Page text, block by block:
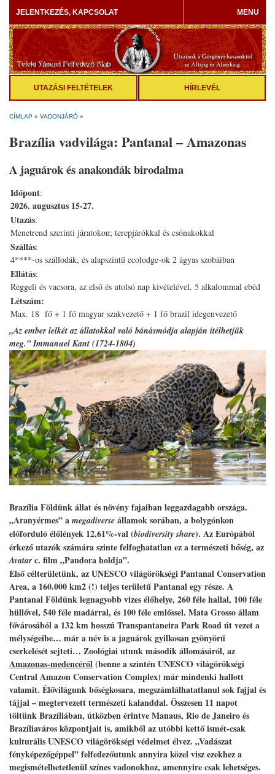
JELENTKEZÉS, KAPCSOLAT MENU
UTAZÁSI FELTÉTELEK HÍRLEVÉL
CÍMLAP » VADONJÁRÓ »
Brazília vadvilága: Pantanal – Amazonas
A jaguárok és anakondák birodalma
Időpont:
2026. augusztus 15-27.
Utazás:
Menetrend szerinti járatokon; terepjárókkal és csónakokkal
Szállás:
4****-os szállodák, és alapszintű ecolodge-ok 2 ágyas szobáiban
Ellátás:
Reggeli és vacsora, az első és utolsó nap kivételével. 5 alkalommal ebéd
Létszám:
Max. 18 fő + 1 fő magyar szakvezető + 1 fő brazil idegenvezető
„Az ember lelkét az állatokkal való bánásmódja alapján ítélhetjük
meg.” Immanuel Kant (1724-1804)
Brazília Földünk állat és növény fajaiban leggazdagabb országa.
„Aranyérmes” a megadiverse államok sorában, a bolygónkon
előforduló élőlények 12,61%-val (biodiversity share). Az Európából
érkező utazók számára szinte felfoghatatlan ez a természeti bőség, az
Avatarc. film „Pandora holdja”.
Első célterületünk, az UNESCO világörökségi Pantanal Conservation
Area, a 160.000 km2 (!) teljes területű Pantanal egy része. A
Pantanal Földünk legnagyobb vizes élőhelye, 260 féle hallal, 100 féle
hüllővel, 540 féle madárral, és 100 féle emlőssel. Mata Grosso állam
fővárosából a 132 km hosszú Transpantaneira Park Road út vezet a
mélységeibe… már a név is a jaguárok gyilkosan gyönyörű
cserkelését sejteti… Zoológiai utunk második állomásáról, az
Amazonas-medencéről(benne a szintén UNESCO világörökségi
Central Amazon Conservation Complex) már mindenki hallott
valamit. Élővilágunk bőségkosara, megszámlálhatatlanul sok fajjal és
tájjal – megtervezett természeti kalanddal. Összesen 11 napot
töltünk Brazíliában, útközben érintve Manaus, Rio de Janeiro és
Brazíliaváros központjait is, amikből az utóbbi kettő ismét-csak
kulturális UNESCO világörökségi védelmet élvez. „Vadászat
fényképezőgéppel” felfedezőutunk annyira közel visz ezekhez a
megismételhetetlenül színes vadonokhoz, amennyire csak lehetséges.